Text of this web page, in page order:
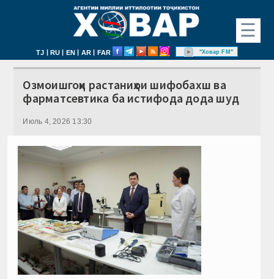
☰
TJ | RU | EN | AR | FAR "Ховар FM"
Озмоишгоҳи растаниҳои шифобахш ва
фарматсевтика ба истифода дода шуд
Июль 4, 2026 13:30